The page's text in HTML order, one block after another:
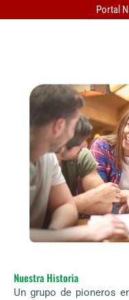
Portal
Nuestra Historia
Un grupo de pioneros